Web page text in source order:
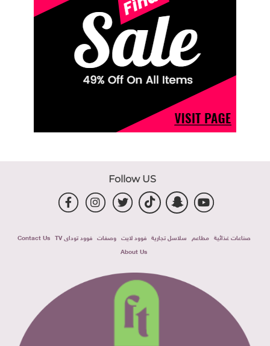
Follow US
صناعات غذائية مطاعم سلاسل تجارية فوود لايت وصفات فوود توداى TV
Contact Us
About Us